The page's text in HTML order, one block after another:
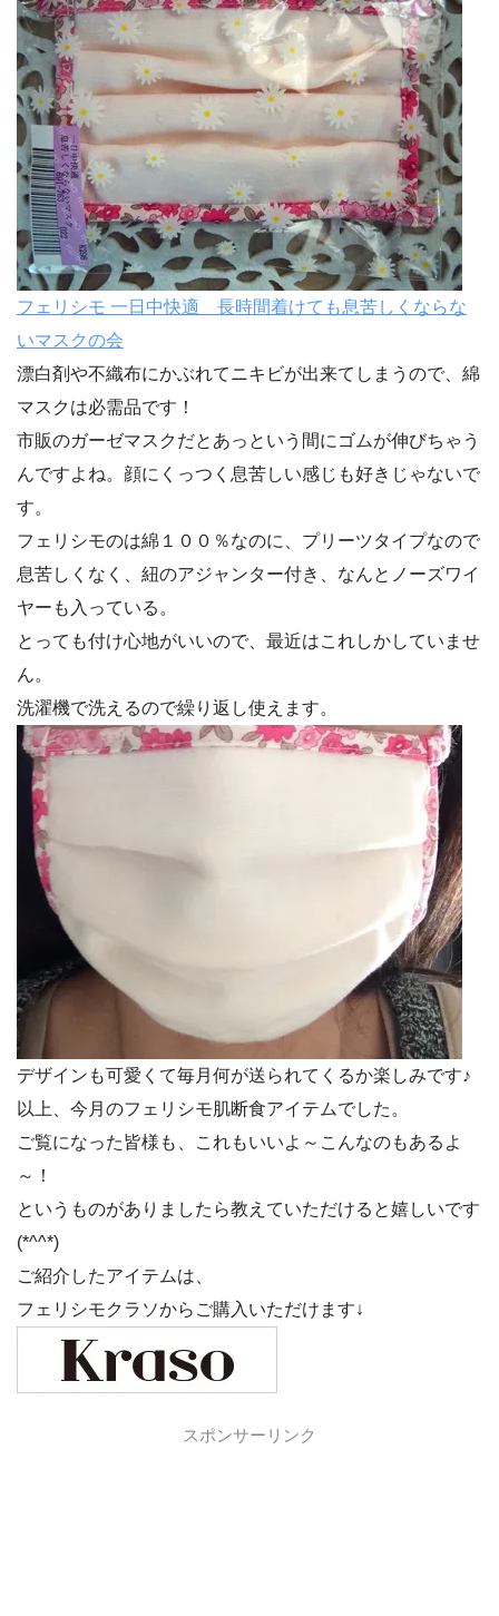
フェリシモ 一日中快適 長時間着けても息苦しくならな
いマスクの会
漂白剤や不織布にかぶれてニキビが出来てしまうので、綿
マスクは必需品です！
市販のガーゼマスクだとあっという間にゴムが伸びちゃう
んですよね。顔にくっつく息苦しい感じも好きじゃないで
す。
フェリシモのは綿１００％なのに、プリーツタイプなので
息苦しくなく、紐のアジャンター付き、なんとノーズワイ
ヤーも入っている。
とっても付け心地がいいので、最近はこれしかしていませ
ん。
洗濯機で洗えるので繰り返し使えます。
デザインも可愛くて毎月何が送られてくるか楽しみです♪
以上、今月のフェリシモ肌断食アイテムでした。
ご覧になった皆様も、これもいいよ～こんなのもあるよ
～！
というものがありましたら教えていただけると嬉しいです
(*^^*)
ご紹介したアイテムは、
フェリシモクラソからご購入いただけます↓
スポンサーリンク